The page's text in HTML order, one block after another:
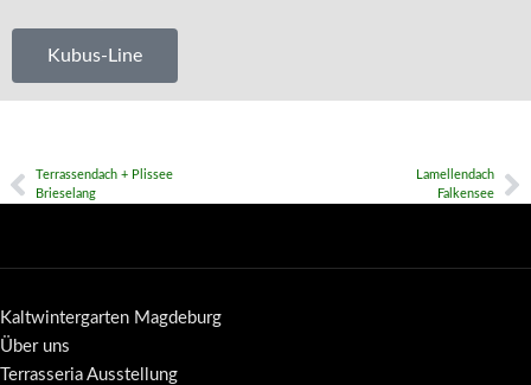
Kubus-Line
Terrassendach + Plissee
Brieselang
Lamellendach
Falkensee
Kaltwintergarten Magdeburg
Über uns
Terrasseria Ausstellung